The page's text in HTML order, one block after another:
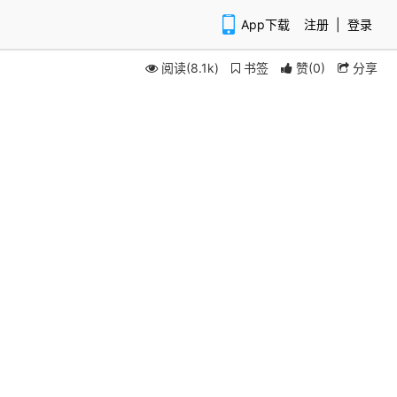
App下载 注册 登录
阅读(8.1k) 书签 赞(0) 分享